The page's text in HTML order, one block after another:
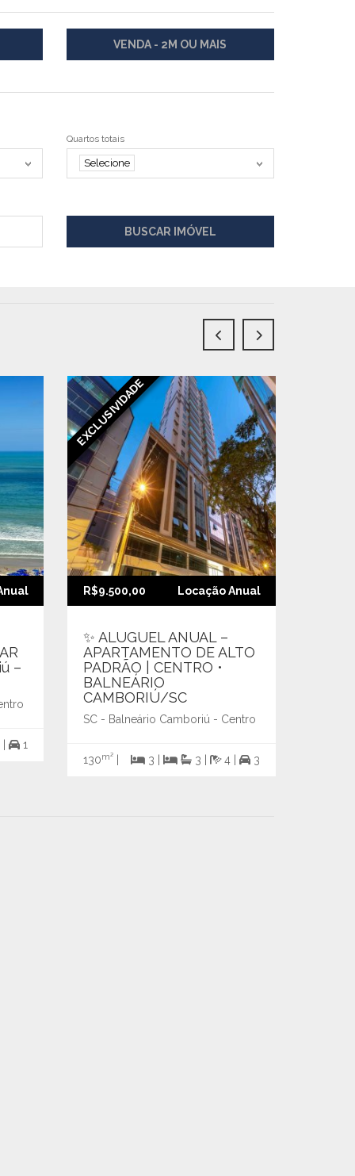
VENDA - 2M OU MAIS
Quartos totais
Selecione
BUSCAR IMÓVEL
–
1
EXCLUSIVIDADE
R$9.500,00 Locação Anual
✨ ALUGUEL ANUAL –
APARTAMENTO DE ALTO
PADRÃO | CENTRO •
BALNEÁRIO
CAMBORIÚ/SC
SC - Balneário Camboriú - Centro
130m² 3 | 3 | 4 | 3